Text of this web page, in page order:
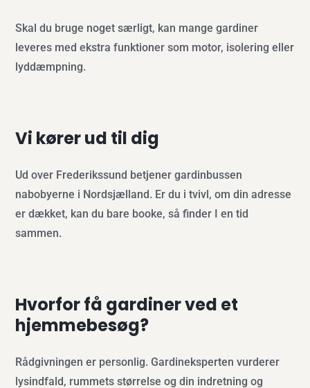
Skal du bruge noget særligt, kan mange gardiner
leveres med ekstra funktioner som motor, isolering eller
lyddæmpning.
Vi kører ud til dig
Ud over Frederikssund betjener gardinbussen
nabobyerne i Nordsjælland. Er du i tvivl, om din adresse
er dækket, kan du bare booke, så finder I en tid
sammen.
Hvorfor få gardiner ved et
hjemmebesøg?
Rådgivningen er personlig. Gardineksperten vurderer
lysindfald, rummets størrelse og din indretning og